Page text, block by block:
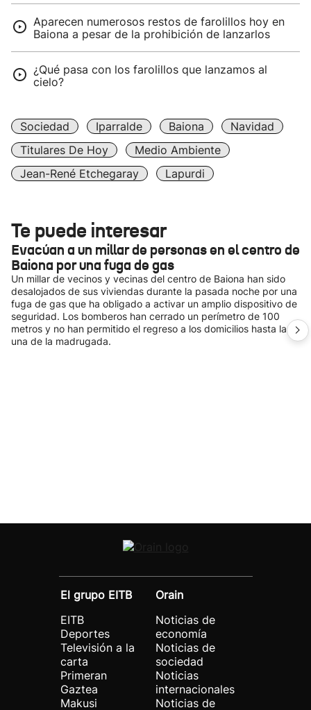
Aparecen numerosos restos de farolillos hoy en
Baiona a pesar de la prohibición de lanzarlos
¿Qué pasa con los farolillos que lanzamos al
cielo?
Sociedad Iparralde Baiona
Navidad
Titulares De Hoy
Medio Ambiente
Jean-René Etchegaray
Lapurdi
Te puede interesar
Evacúan a un millar de personas en el centro de
Baiona por una fuga de gas
Un millar de vecinos y vecinas del centro de Baiona han sido
desalojados de sus viviendas durante la pasada noche por una
fuga de gas que ha obligado a activar un amplio dispositivo de
seguridad. Los bomberos han cerrado un perímetro de 100
metros y no han permitido el regreso a los domicilios hasta la
una de la madrugada.
El grupo EITB
EITB
Deportes
Televisión a la
carta
Primeran
Gaztea
Makusi
Orain
Noticias de
economía
Noticias de
sociedad
Noticias
internacionales
Noticias de